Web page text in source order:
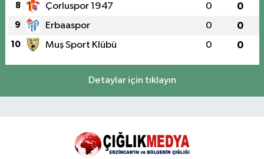
8 Çorluspor 1947 0 0
9 Erbaaspor 0 0
10 Muş Sport Klübü 0 0
Detaylar için tıklayın